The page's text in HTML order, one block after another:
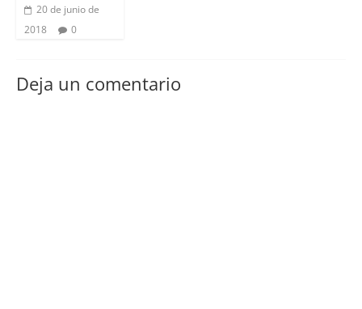
20 de junio de
2018
0
Deja un comentario